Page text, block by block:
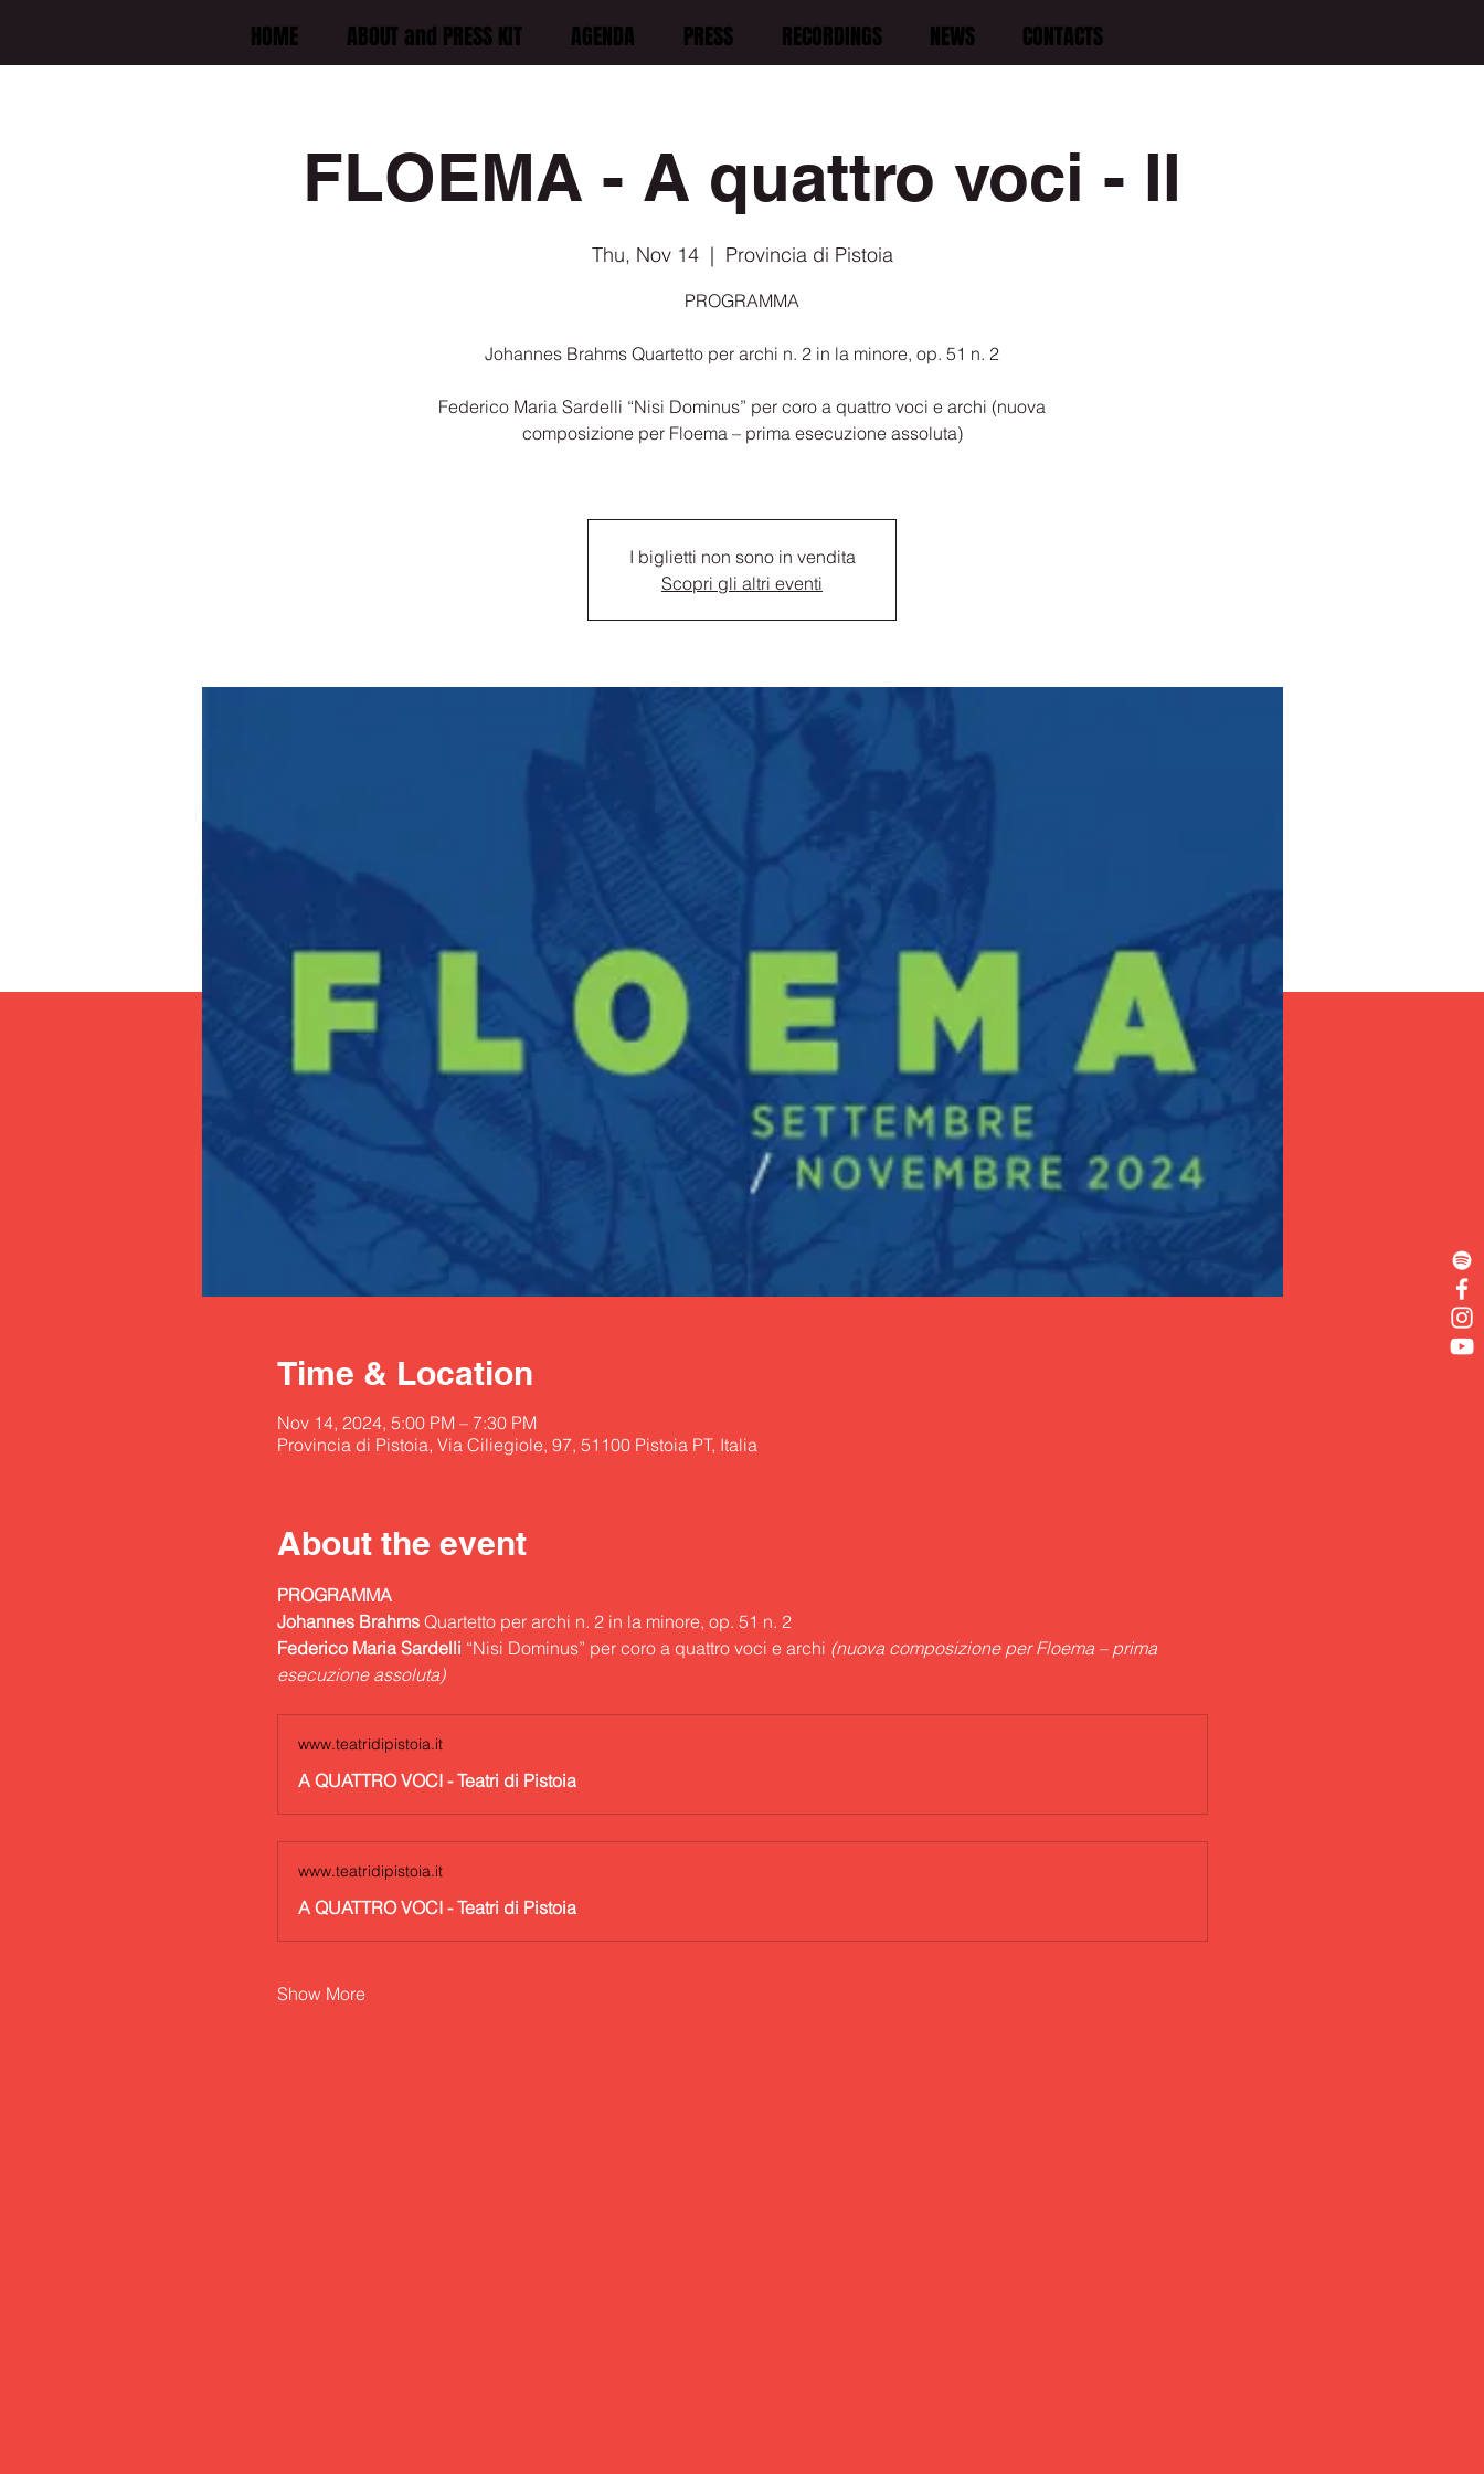
HOME ABOUT and PRESS KIT AGENDA PRESS RECORDINGS NEWS CONTACTS
FLOEMA - A quattro voci - II
Thu, Nov 14
  |
Provincia di Pistoia
PROGRAMMA
Johannes Brahms Quartetto per archi n. 2 in la minore, op. 51 n. 2
Federico Maria Sardelli “Nisi Dominus” per coro a quattro voci e archi (nuova
composizione per Floema – prima esecuzione assoluta)
I biglietti non sono in vendita
Scopri gli altri eventi
Time & Location
Nov 14, 2024, 5:00 PM – 7:30 PM
Provincia di Pistoia, Via Ciliegiole, 97, 51100 Pistoia PT, Italia
About the event
PROGRAMMA
Johannes Brahms Quartetto per archi n. 2 in la minore, op. 51 n. 2
Federico Maria Sardelli “Nisi Dominus” per coro a quattro voci e archi (nuova composizione per Floema – prima
esecuzione assoluta)
www.teatridipistoia.it
A QUATTRO VOCI - Teatri di Pistoia
www.teatridipistoia.it
A QUATTRO VOCI - Teatri di Pistoia
Show More